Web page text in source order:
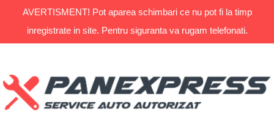
AVERTISMENT! Pot aparea schimbari ce nu pot fi la timp
inregistrate in site. Pentru siguranta va rugam telefonati.